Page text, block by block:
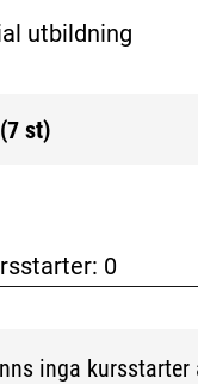
utbildning
st)
0
inga